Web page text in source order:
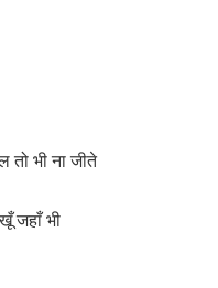
तो भी ना जीते
जहाँ भी